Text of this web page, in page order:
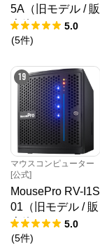
5A（旧モデル / 販
売終了）
5.0
(5件)
19
マウスコンピューター
[公式]
MousePro RV-I1S
01（旧モデル / 販
売終了）
5.0
(5件)